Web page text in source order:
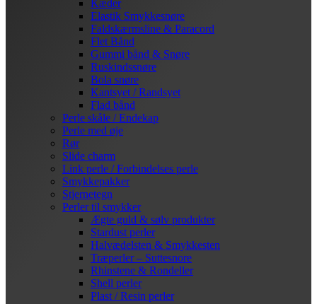
Kæder
Elastik Smykkesnøre
Faldskærmsline & Paracord
Flet Bånd
Gummi bånd & Snøre
Ruskindssnøre
Bola snøre
Kantsyet / Randsyet
Flad bånd
Perle skåle / Endekap
Perle med øje
Rør
Slide charm
Link perle / Forbindelses perle
Smykkepakker
Stjernetegn
Perler til smykker
Ægte guld & sølv produkter
Stardust perler
Halvædelsten & Smykkesten
Træperler – Suttesnore
Rhinstene & Rondeller
Shell perler
Plast / Resin perler